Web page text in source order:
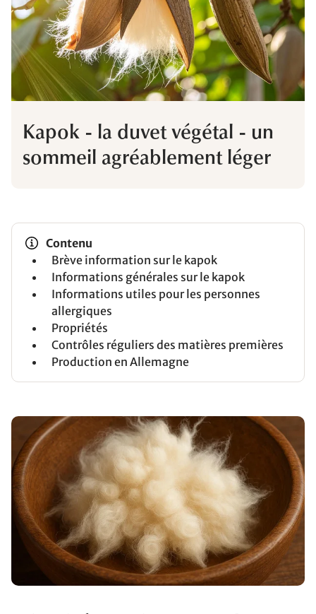
Kapok - la duvet végétal - un
sommeil agréablement léger
Contenu
Brève information sur le kapok
Informations générales sur le kapok
Informations utiles pour les personnes
allergiques
Propriétés
Contrôles réguliers des matières premières
Production en Allemagne